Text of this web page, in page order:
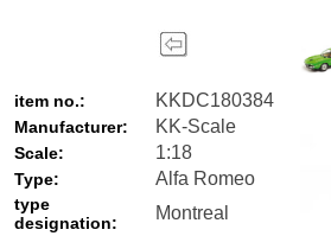
item no.: KKDC180384
Manufacturer: KK-Scale
Scale: 1:18
Type: Alfa Romeo
type
designation:
Montreal